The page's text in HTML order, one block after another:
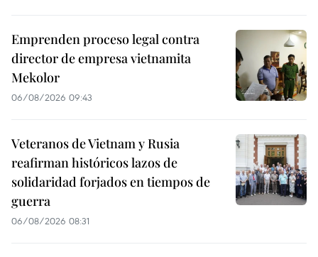
Emprenden proceso legal contra
director de empresa vietnamita
Mekolor
06/08/2026 09:43
Veteranos de Vietnam y Rusia
reafirman históricos lazos de
solidaridad forjados en tiempos de
guerra
06/08/2026 08:31